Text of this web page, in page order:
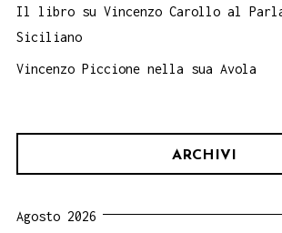
Il libro su Vincenzo Carollo al
Siciliano
Vincenzo Piccione nella sua Avola
ARCHIVI
Agosto 2026